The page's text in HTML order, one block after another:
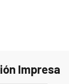
Impresa